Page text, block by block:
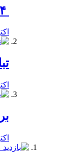
اکتبر
اکتبر
اکتبر